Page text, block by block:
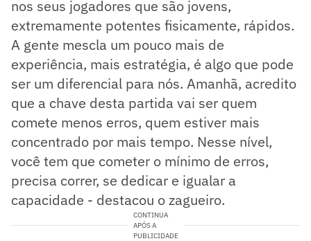
nos seus jogadores que são jovens,
extremamente potentes fisicamente, rápidos.
A gente mescla um pouco mais de
experiência, mais estratégia, é algo que pode
ser um diferencial para nós. Amanhã, acredito
que a chave desta partida vai ser quem
comete menos erros, quem estiver mais
concentrado por mais tempo. Nesse nível,
você tem que cometer o mínimo de erros,
precisa correr, se dedicar e igualar a
capacidade - destacou o zagueiro.
CONTINUA
APÓS A
PUBLICIDADE